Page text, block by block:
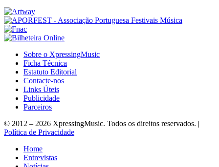
Sobre o XpressingMusic
Ficha Técnica
Estatuto Editorial
Contacte-nos
Links Úteis
Publicidade
Parceiros
© 2012 – 2026 XpressingMusic. Todos os direitos reservados. |
Política de Privacidade
Home
Entrevistas